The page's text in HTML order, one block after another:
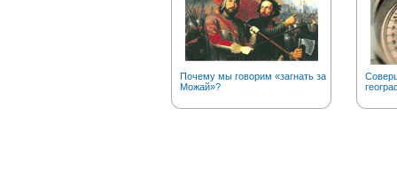
Почему мы говорим «загнать за
Можай»?